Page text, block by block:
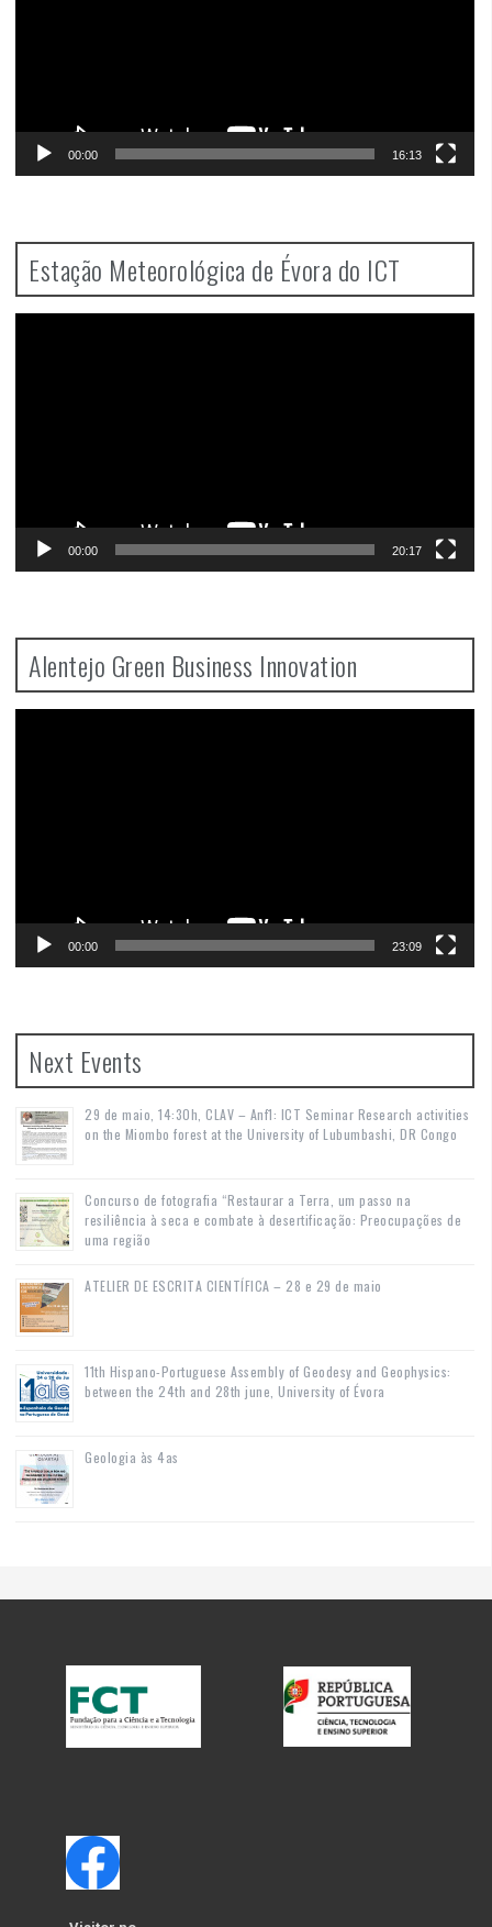
00:00 16:13
Estação Meteorológica de Évora do ICT
00:00 20:17
Alentejo Green Business Innovation
00:00 23:09
Next Events
29 de maio, 14:30h, CLAV – Anf1: ICT Seminar Research activities
on the Miombo forest at the University of Lubumbashi, DR Congo
Concurso de fotografia “Restaurar a Terra, um passo na
resiliência à seca e combate à desertificação: Preocupações de
uma região
ATELIER DE ESCRITA CIENTÍFICA – 28 e 29 de maio
11th Hispano-Portuguese Assembly of Geodesy and Geophysics:
between the 24th and 28th june, University of Évora
Geologia às 4as